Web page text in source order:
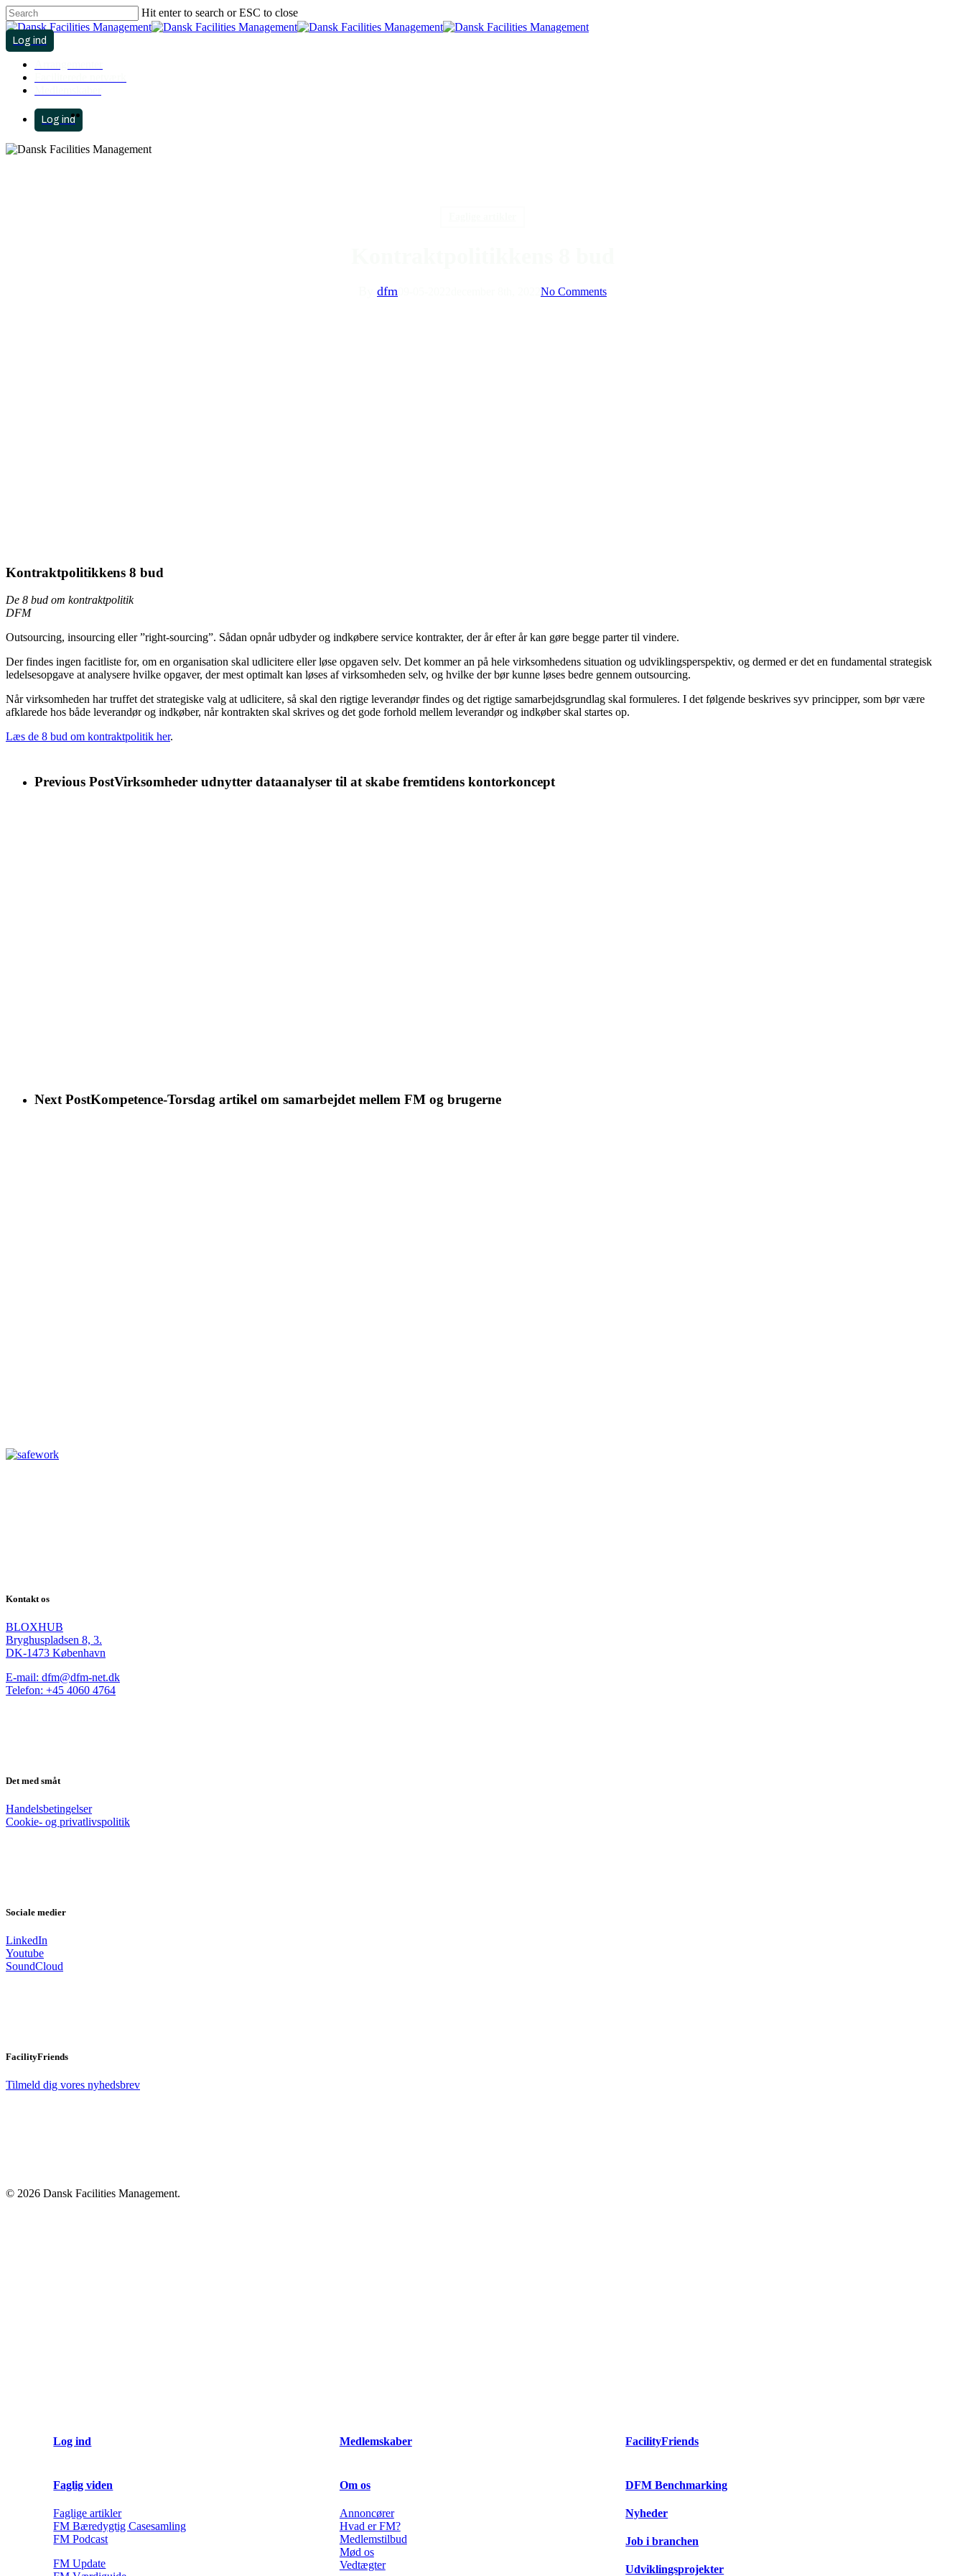
Skip
to
main
content
Hit enter to search or ESC to close
Close
Search
search
Menu
search
account
dfm No Comments
Kontraktpolitikkens 8 bud
De 8 bud om kontraktpolitik
DFM
Outsourcing, insourcing eller ”right-sourcing”. Sådan opnår udbyder og indkøbere service kontrakter, der år efter år kan gøre begge parter til vindere.
Der findes ingen facitliste for, om en organisation skal udlicitere eller løse opgaven selv. Det kommer an på hele virksomhedens situation og udviklingsperspektiv, og dermed er det en fundamental strategisk
ledelsesopgave at analysere hvilke opgaver, der mest optimalt kan løses af virksomheden selv, og hvilke der bør kunne løses bedre gennem outsourcing.
Når virksomheden har truffet det strategiske valg at udlicitere, så skal den rigtige leverandør findes og det rigtige samarbejdsgrundlag skal formuleres. I det følgende beskrives syv principper, som bør være
afklarede hos både leverandør og indkøber, når kontrakten skal skrives og det gode forhold mellem leverandør og indkøber skal startes op.
Læs de 8 bud om kontraktpolitik her.
Previous PostVirksomheder udnytter dataanalyser til at skabe fremtidens kontorkoncept
Next PostKompetence-Torsdag artikel om samarbejdet mellem FM og brugerne
Kontakt os
BLOXHUB
Bryghuspladsen 8, 3.
DK-1473 København
E-mail: dfm@dfm-net.dk
Telefon: +45 4060 4764
Det med småt
Handelsbetingelser
Cookie- og privatlivspolitik
Sociale medier
LinkedIn
Youtube
SoundCloud
FacilityFriends
Tilmeld dig vores nyhedsbrev
© 2026 Dansk Facilities Management.
Log ind Medlemskaber FacilityFriends
Faglig viden
Faglige artikler
FM Bæredygtig Casesamling
FM Podcast
FM Update
Om os
Annoncører
Hvad er FM?
Medlemstilbud
Mød os
Vedtægter
DFM Benchmarking
Nyheder
Job i branchen
Udviklingsprojekter